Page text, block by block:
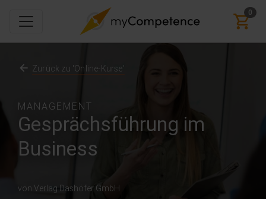
0
MANAGEMENT
Gesprächsführung im
Business
von Verlag Dashöfer GmbH
Zurück zu 'Online-Kurse'